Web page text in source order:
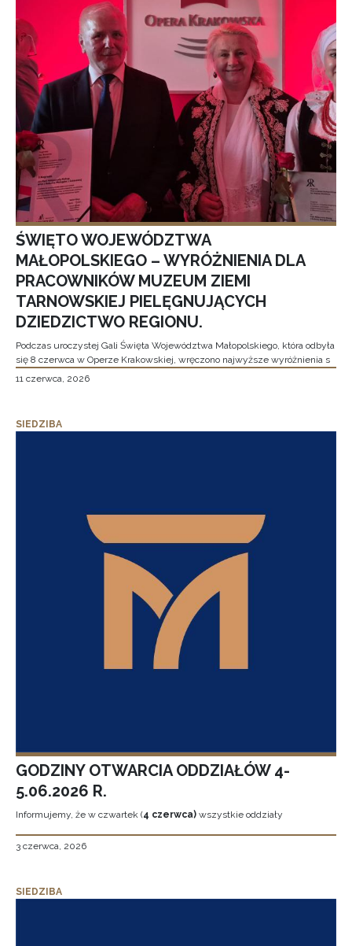
ŚWIĘTO WOJEWÓDZTWA
MAŁOPOLSKIEGO – WYRÓŻNIENIA DLA
PRACOWNIKÓW MUZEUM ZIEMI
TARNOWSKIEJ PIELĘGNUJĄCYCH
DZIEDZICTWO REGIONU.
Podczas uroczystej Gali Święta Województwa Małopolskiego, która odbyła
się 8 czerwca w Operze Krakowskiej, wręczono najwyższe wyróżnienia s
11 czerwca, 2026
SIEDZIBA
GODZINY OTWARCIA ODDZIAŁÓW 4-
5.06.2026 R.
Informujemy, że w czwartek (4 czerwca) wszystkie oddziały
3 czerwca, 2026
SIEDZIBA